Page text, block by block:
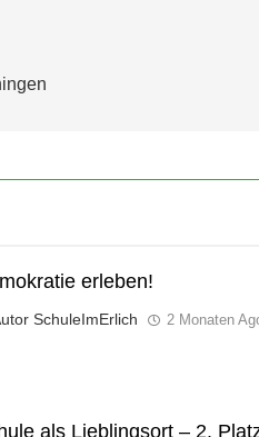
erleben!
SchuleImErlich 2 Monaten
als Lieblingsort – 2.